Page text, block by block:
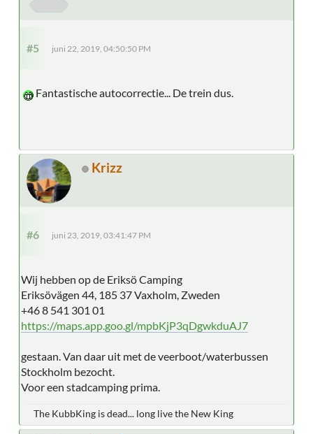
#5 juni 22, 2019, 04:50:50 PM
Fantastische autocorrectie... De trein dus.
Krizz
#6 juni 23, 2019, 03:41:47 PM
Wij hebben op de Eriksö Camping
Eriksövägen 44, 185 37 Vaxholm, Zweden
+46 8 541 301 01
https://maps.app.goo.gl/mpbKjP3qDgwkduAJ7
gestaan. Van daar uit met de veerboot/waterbussen
Stockholm bezocht.
Voor een stadcamping prima.
The KubbKing is dead... long live the New King